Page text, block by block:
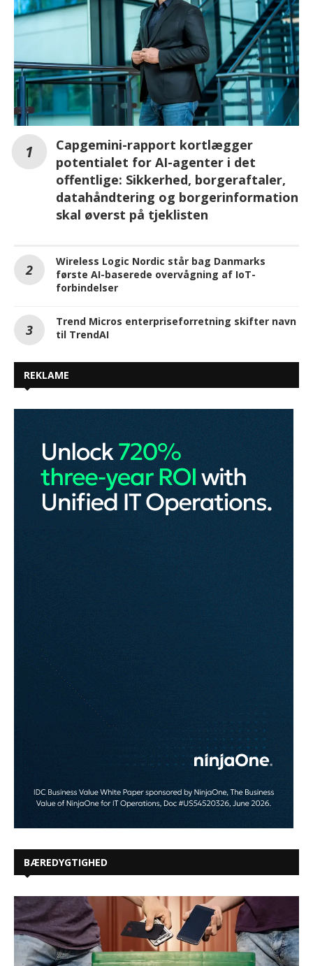
Capgemini-rapport kortlægger
potentialet for AI-agenter i det
offentlige: Sikkerhed, borgeraftaler,
datahåndtering og borgerinformation
skal øverst på tjeklisten
Wireless Logic Nordic står bag Danmarks
første AI-baserede overvågning af IoT-
forbindelser
Trend Micros enterpriseforretning skifter navn
til TrendAI
REKLAME
BÆREDYGTIGHED